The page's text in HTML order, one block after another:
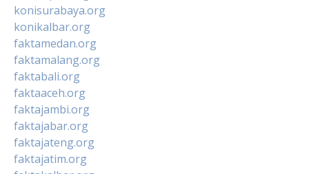
konisurabaya.org
konikalbar.org
faktamedan.org
faktamalang.org
faktabali.org
faktaaceh.org
faktajambi.org
faktajabar.org
faktajateng.org
faktajatim.org